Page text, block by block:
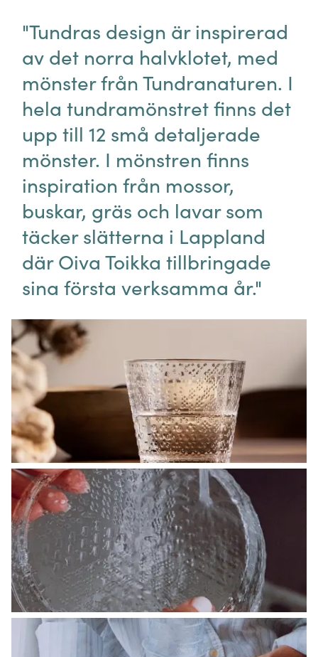
"Tundras design är inspirerad
av det norra halvklotet, med
mönster från Tundranaturen. I
hela tundramönstret finns det
upp till 12 små detaljerade
mönster. I mönstren finns
inspiration från mossor,
buskar, gräs och lavar som
täcker slätterna i Lappland
där Oiva Toikka tillbringade
sina första verksamma år."